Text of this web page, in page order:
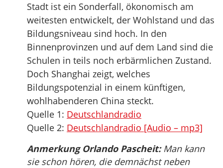
Stadt ist ein Sonderfall, ökonomisch am
weitesten entwickelt, der Wohlstand und das
Bildungsniveau sind hoch. In den
Binnenprovinzen und auf dem Land sind die
Schulen in teils noch erbärmlichen Zustand.
Doch Shanghai zeigt, welches
Bildungspotenzial in einem künftigen,
wohlhabenderen China steckt.
Quelle 1: Deutschlandradio
Quelle 2: Deutschlandradio [Audio – mp3]
Anmerkung Orlando Pascheit:Man kann
sie schon hören, die demnächst neben